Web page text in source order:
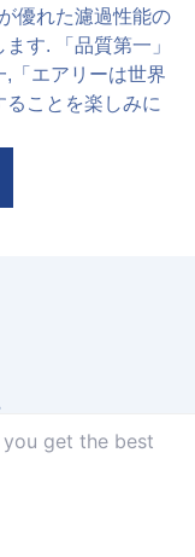
優れた濾過性能の
す. 「品質第一」
「エアリーは世界
ることを楽しみに
get the best